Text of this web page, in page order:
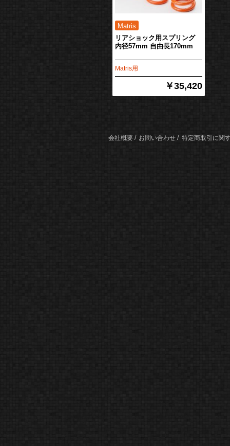
リアショック用スプリング
内径57mm 自由長170mm
Matris用
￥35,420
会社概要 お問い合わせ 特定商取引に関